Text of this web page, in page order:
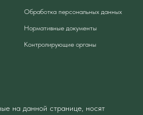
Обработка персональных данных
Нормативные документы
Контролирующие органы
на данной странице, носят